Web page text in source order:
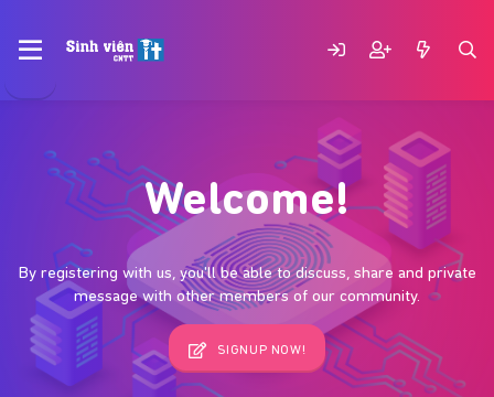
Welcome!
By registering with us, you'll be able to discuss, share and private
message with other members of our community.
SIGNUP NOW!